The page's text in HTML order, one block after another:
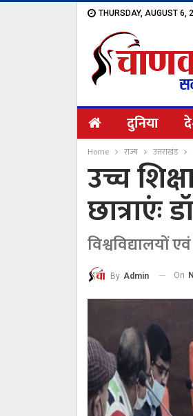
THURSDAY, AUGUST 6,
दुनिया
Home राज्य उत्तराखंड
उच्च
छात्राएंः
विश्वविद्यालयों
By Admin On